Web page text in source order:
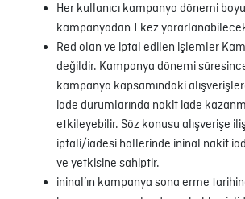
Her kullanıcı kampanya dönemi
kampanyadan 1 kez
Red olan ve iptal edilen işlemler
değildir. Kampanya dönemi
kampanya kapsamındaki
iade durumlarında nakit iade
etkileyebilir. Söz konusu alışverişe
iptali/iadesi hallerinde ininal nakit
ve yetkisine sahiptir.
ininal’ın kampanya sona erme